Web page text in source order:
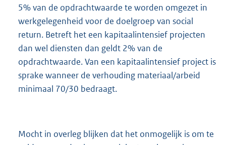
5% van de opdrachtwaarde te worden omgezet in
werkgelegenheid voor de doelgroep van social
return. Betreft het een kapitaalintensief projecten
dan wel diensten dan geldt 2% van de
opdrachtwaarde. Van een kapitaalintensief project is
sprake wanneer de verhouding materiaal/arbeid
minimaal 70/30 bedraagt.
Mocht in overleg blijken dat het onmogelijk is om te